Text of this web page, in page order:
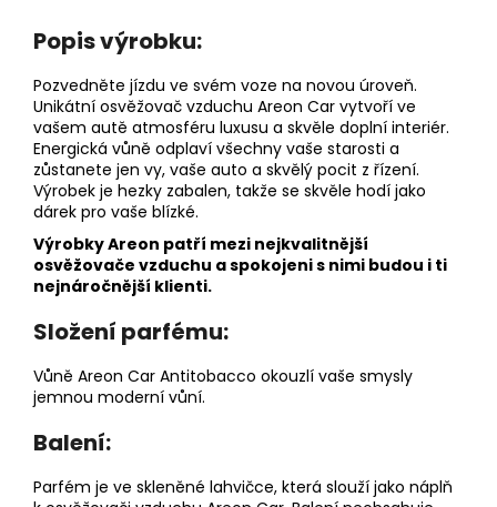
Popis výrobku:
Pozvedněte jízdu ve svém voze na novou úroveň.
Unikátní osvěžovač vzduchu Areon Car vytvoří ve
vašem autě atmosféru luxusu a skvěle doplní interiér.
Energická vůně odplaví všechny vaše starosti a
zůstanete jen vy, vaše auto a skvělý pocit z řízení.
Výrobek je hezky zabalen, takže se skvěle hodí jako
dárek pro vaše blízké.
Výrobky Areon patří mezi nejkvalitnější
osvěžovače vzduchu a spokojeni s nimi budou i ti
nejnáročnější klienti.
Složení parfému:
Vůně Areon Car Antitobacco okouzlí vaše smysly
jemnou moderní vůní.
Balení:
Parfém je ve skleněné lahvičce, která slouží jako náplň
PÁNEVNÍ
PROLOŽKY
SADA
KUSY
67
Kč